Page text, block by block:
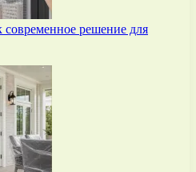
современное решение для